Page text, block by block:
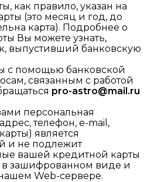
как правило, указан на
(это месяц и год, до
карта). Подробнее о
Вы можете узнать,
выпустивший банковскую
с помощью банковской
связанным с работой
pro-astro@mail.ru
персональная
телефон, e-mail,
является
и не подлежит
вашей кредитной карты
в зашифрованном виде и
Web-сервере.